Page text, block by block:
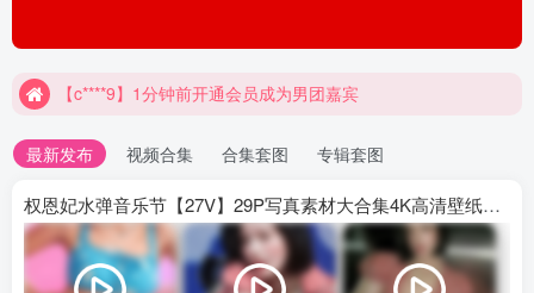
【c****9】1分钟前开通会员成为男团嘉宾
最新发布 视频合集 合集套图 专辑套图
权恩妃水弹音乐节【27V】29P写真素材大合集4K高清壁纸照片素材